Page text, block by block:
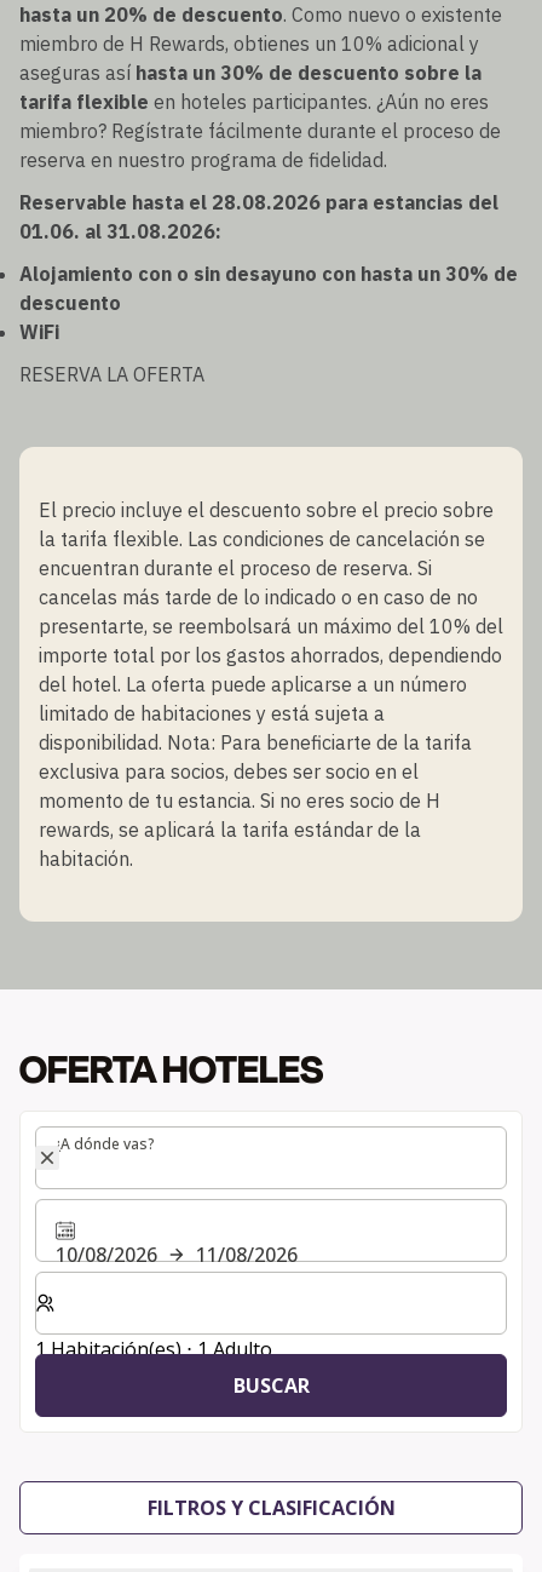
hasta un 20% de descuento. Como nuevo o existente
miembro de H Rewards, obtienes un 10% adicional y
aseguras así hasta un 30% de descuento sobre la
tarifa flexible en hoteles participantes. ¿Aún no eres
miembro? Regístrate fácilmente durante el proceso de
reserva en nuestro programa de fidelidad.
Reservable hasta el 28.08.2026 para estancias del
01.06. al 31.08.2026:
Alojamiento con o sin desayuno con hasta un 30% de
descuento
WiFi
RESERVA LA OFERTA
El precio incluye el descuento sobre el precio sobre
la tarifa flexible. Las condiciones de cancelación se
encuentran durante el proceso de reserva. Si
cancelas más tarde de lo indicado o en caso de no
presentarte, se reembolsará un máximo del 10% del
importe total por los gastos ahorrados, dependiendo
del hotel. La oferta puede aplicarse a un número
limitado de habitaciones y está sujeta a
disponibilidad. Nota: Para beneficiarte de la tarifa
exclusiva para socios, debes ser socio en el
momento de tu estancia. Si no eres socio de H
rewards, se aplicará la tarifa estándar de la
habitación.
OFERTA HOTELES
¿A dónde vas?
¿A dónde vas?
10/08/2026
11/08/2026
Seleccione el número de habitaciones y huéspedes
1 Habitación(es) ⋅ 1 Adulto
BUSCAR
FILTROS Y CLASIFICACIÓN